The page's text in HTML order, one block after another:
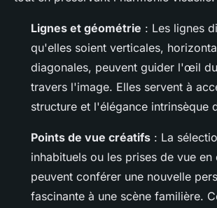
Lignes et géométrie : Les lignes
qu'elles soient verticales,
diagonales, peuvent guider l'œil
travers l'image. Elles servent à
structure et l'élégance intrinsèque
Points de vue créatifs : La
inhabituels ou les prises de vue
peuvent conférer une nouvelle
fascinante à une scène familière.